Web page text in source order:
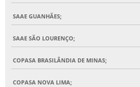
SAAE GUANHÃES;
SAAE SÃO LOURENÇO;
COPASA BRASILÂNDIA DE MINAS;
COPASA NOVA LIMA;